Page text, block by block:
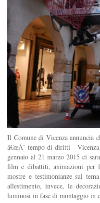
Il Comune di Vicenza annuncia
â€œÃˆ tempo di diritti -
gennaio al 21 marzo 2015 ci
film e dibattiti, animazioni per
mostre e testimonianze sul
allestimento, invece, le
luminosi in fase di montaggio in